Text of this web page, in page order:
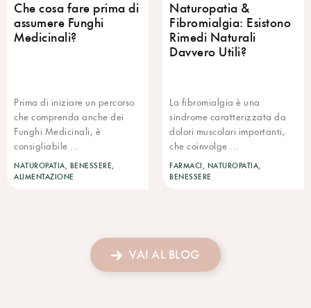
Che cosa fare prima di
assumere Funghi
Medicinali?
Prima di iniziare un percorso
che comprenda anche dei
Funghi Medicinali, è
consigliabile ...
NATUROPATIA, BENESSERE,
ALIMENTAZIONE
Naturopatia &
Fibromialgia: Esistono
Rimedi Naturali
Davvero Utili?
La fibromialgia è una
sindrome caratterizzata da
dolori muscolari importanti,
che coinvolge ...
FARMACI, NATUROPATIA,
BENESSERE
VAI AL BLOG